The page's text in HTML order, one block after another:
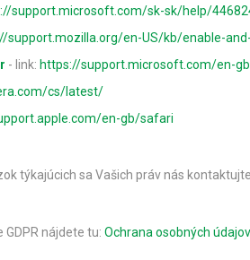
support.microsoft.com/sk-sk/help/
support.mozilla.org/en-US/kb/enable-
- link: https://support.microsoft.com/en-
cs/latest/
en-gb/safari
týkajúcich sa Vašich práv nás
nájdete tu: Ochrana osobných